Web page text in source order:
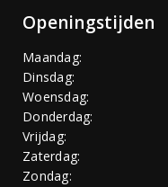
Openingstijden
Maandag:
Dinsdag:
Woensdag:
Donderdag:
Vrijdag:
Zaterdag:
Zondag: